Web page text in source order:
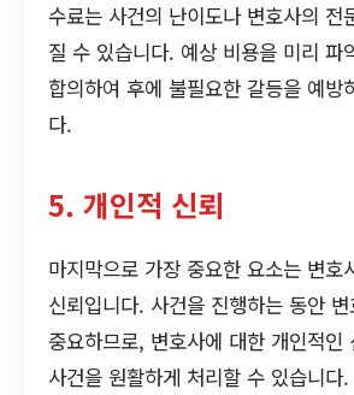
수료는 사건의 난이도나 변호사의 전
질 수 있습니다. 예상 비용을 미리 파
합의하여 후에 불필요한 갈등을 예방
다.
5. 개인적 신뢰
마지막으로 가장 중요한 요소는 변호
신뢰입니다. 사건을 진행하는 동안
중요하므로, 변호사에 대한 개인적인
사건을 원활하게 처리할 수 있습니다